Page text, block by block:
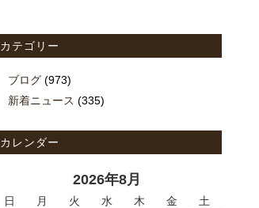
カテゴリー
ブログ (973)
新着ニュース (335)
カレンダー
2026年8月
日 月 火 水 木 金
土